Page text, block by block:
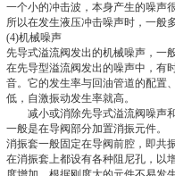
一个小的冲击波，本身产生的噪声
所以在发生液压冲击噪声时，一般
(4)机械噪声
先导式溢流阀发出的机械噪声，一
在先导型溢流阀发出的噪声中，有
音。它的发生率与回油管道的配置
低，自激振动发生率就高。
减小或消除先导式溢流阀噪声
一般是在导阀部分加置消振元件。
消振套一般固定在导阀前腔，即共
在消振套上都设有各种阻尼孔，以